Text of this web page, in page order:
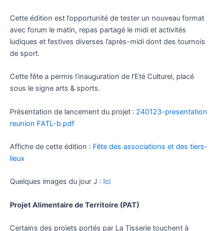
Cette édition est l’opportunité de tester un nouveau format
avec forum le matin, repas partagé le midi et activités
ludiques et festives diverses l’après-midi dont des tournois
de sport.
Cette fête a permis l’inauguration de l’Eté Culturel, placé
sous le signe arts & sports.
Présentation de lancement du projet : 240123-presentation
reunion FATL-b.pdf
Affiche de cette édition : Fête des associations et des tiers-
lieux
Quelques images du jour J : Ici
Projet Alimentaire de Territoire (PAT)
Certains des projets portés par La Tisserie touchent à